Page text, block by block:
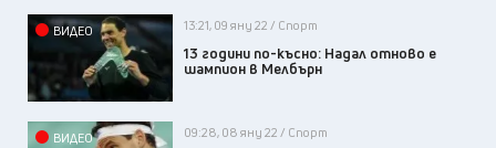
ВИДЕО 13:21, 09 яну 22 / Спорт
13 години по-късно: Надал отново е
шампион в Мелбърн
ВИДЕО 09:28, 08 яну 22 / Спорт